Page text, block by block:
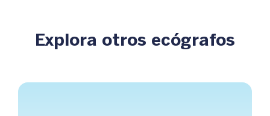
Explora otros ecógrafos